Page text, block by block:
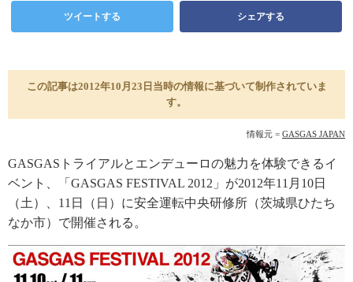
ツイートする シェアする
この記事は2012年10月23日当時の情報に基づいて制作されていま
す。
情報元 = GASGAS JAPAN
GASGASトライアルとエンデューロの魅力を体験できるイ
ベント、「GASGAS FESTIVAL 2012」が2012年11月10日
（土）、11日（日）に安全運転中央研修所（茨城県ひたち
なか市）で開催される。